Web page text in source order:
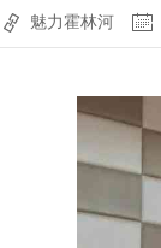
魅力霍林河